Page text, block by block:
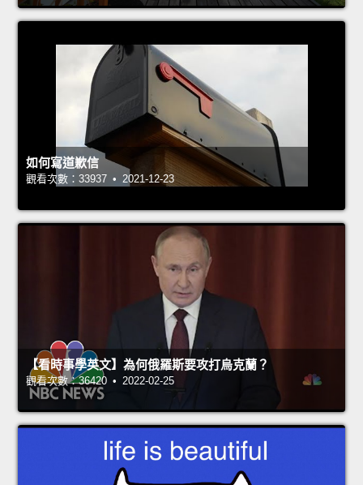
如何寫道歉信
觀看次數：33937 • 2021-12-23
【看時事學英文】為何俄羅斯要攻打烏克蘭？
觀看次數：36420 • 2022-02-25